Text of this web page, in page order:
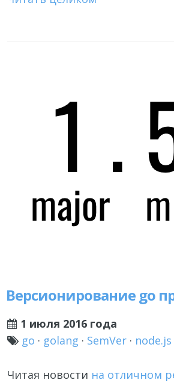
Версионирование go
1 июля 2016 года
go · golang · SemVer · node.js
Читая новости на отличном